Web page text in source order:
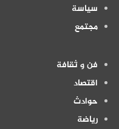
سياسة
مجتمع
فن و ثقافة
اقتصاد
حوادث
رياضة